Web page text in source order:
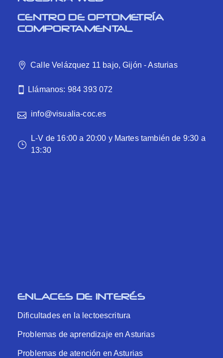
CENTRO DE OPTOMETRÍA
COMPORTAMENTAL
Calle Velázquez 11 bajo, Gijón - Asturias
Llámanos: 984 393 072
info@visualia-coc.es
L-V de 16:00 a 20:00 y Martes también de 9:30 a
13:30
ENLACES DE INTERÉS
Dificultades en la lectoescritura
Problemas de aprendizaje en Asturias
Problemas de atención en Asturias